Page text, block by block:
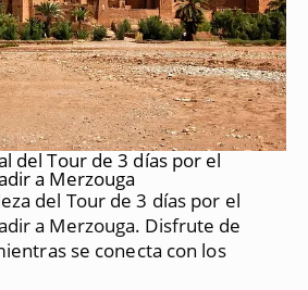
del Tour de 3 días por el
a Merzouga
del Tour de 3 días por el
a Merzouga. Disfrute de
se conecta con los